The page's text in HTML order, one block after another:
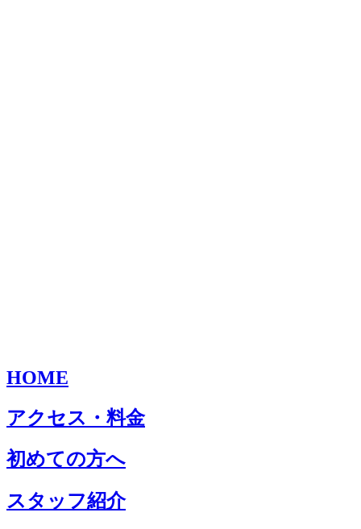
HOME
アクセス・料金
初めての方へ
スタッフ紹介